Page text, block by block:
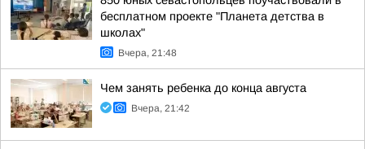
бесплатном проекте "Планета детства в
школах"
Вчера, 21:48
Чем занять ребенка до конца августа
Вчера, 21:42